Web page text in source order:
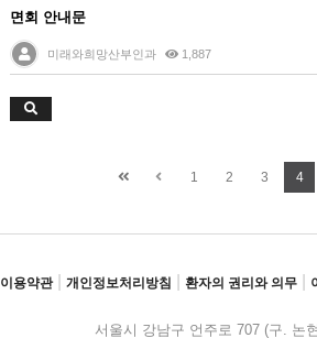
면회 안내문
미래와희망산부인과 1,887
1 2 3 4
이용약관 개인정보처리방침 환자의 권리와 의무
서울시 강남구 언주로 707 (구. 논